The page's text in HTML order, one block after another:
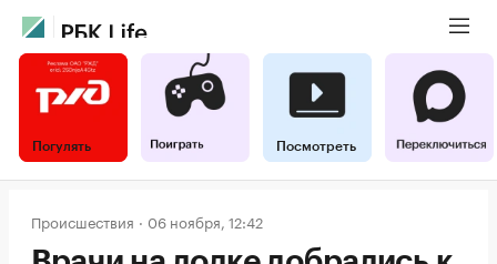
Погулять Посмотреть
Происшествия 06 ноября, 12:42